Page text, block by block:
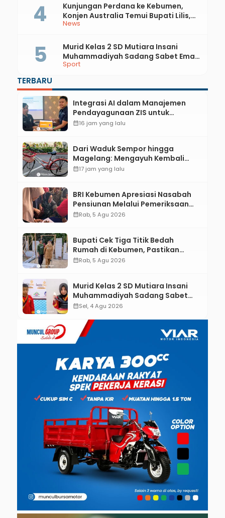
News
Kunjungan Perdana ke Kebumen,
Konjen Australia Temui Bupati Lilis,
Ini yang Dibahas
Sport
Murid Kelas 2 SD Mutiara Insani
Muhammadiyah Sadang Sabet Emas
dan Perak di Kejurda Tapak Suci
TERBARU
Integrasi AI dalam Manajemen
Pendayagunaan ZIS untuk
Mendukung Realisasi IKAL
calendar_month16 jam yang lalu
Dari Waduk Sempor hingga
Magelang: Mengayuh Kembali
Sisa-Sisa Racun Masa Remaja
calendar_month17 jam yang lalu
BRI Kebumen Apresiasi Nasabah
Pensiunan Melalui Pemeriksaan
Kesehatan Gratis Hingga
calendar_monthRab, 5 Agu 2026
Bupati Cek Tiga Titik Bedah
Rumah di Kebumen, Pastikan
Hunian Layak bagi Warga
calendar_monthRab, 5 Agu 2026
Murid Kelas 2 SD Mutiara Insani
Muhammadiyah Sadang Sabet
Emas dan Perak di Kejurda Tapak
calendar_monthSel, 4 Agu 2026